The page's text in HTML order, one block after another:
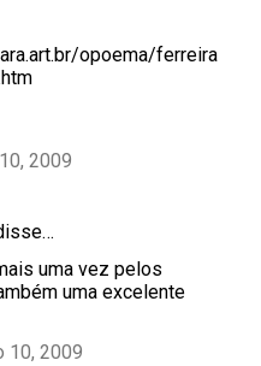
opoema/ferreira
2009
uma vez pelos
uma excelente
10, 2009